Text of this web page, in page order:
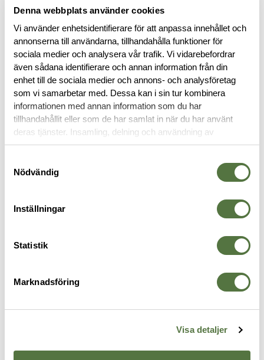
Denna webbplats använder cookies
Vi använder enhetsidentifierare för att anpassa innehållet och
annonserna till användarna, tillhandahålla funktioner för
sociala medier och analysera vår trafik. Vi vidarebefordrar
även sådana identifierare och annan information från din
enhet till de sociala medier och annons- och analysföretag
som vi samarbetar med. Dessa kan i sin tur kombinera
informationen med annan information som du har
tillhandahållit eller som de har samlat in när du har använt
deras tjänster. Insamling, delning och användning av
personuppgifter kan användas för personalisering av
Nödvändig
Inställningar
Statistik
Marknadsföring
Visa detaljer
RECENSIONER
OM VARUMÄRKET
FASTBLADSKNIV
GERBER
899 kr
745 kr